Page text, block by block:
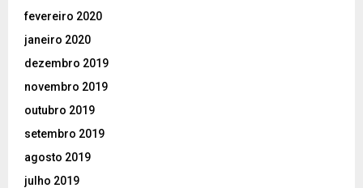
fevereiro 2020
janeiro 2020
dezembro 2019
novembro 2019
outubro 2019
setembro 2019
agosto 2019
julho 2019